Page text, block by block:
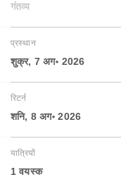
गंतव्य
प्रस्थान
शुक्र, 7 अग॰ 2026
रिटर्न
शनि, 8 अग॰ 2026
यात्रियों
1 वयस्‍क